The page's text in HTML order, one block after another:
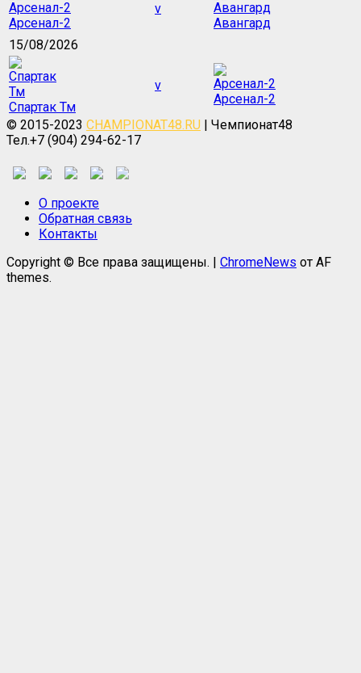
Арсенал-2
v
Авангард
15/08/2026
Спартак Тм
v
Арсенал-2
© 2015-2023 CHAMPIONAT48.RU | Чемпионат48
Тел.+7 (904) 294-62-17
О проекте
Обратная связь
Контакты
Copyright © Все права защищены. | ChromeNews от AF
themes.